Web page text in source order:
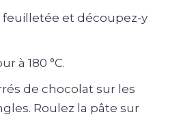
feuilletée et découpez-y
à 180 °C.
de chocolat sur les
Roulez la pâte sur